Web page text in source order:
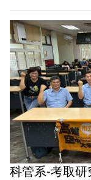
郭同學始終秉持
識應用於地方治
學以致用的最佳
僅為科技管理學系
度，展現高雄市
的辦學理念，鼓
新篇章。
最後，謹向全體
順利完成學業，
來、以智慧開創
化為服務社會、
鵬程萬里、前程
持續綻放光芒，
透過水道設施參
智慧水務之發展概
此外，藉由博物
理、顧客體驗設
解文創產業之創
本次活動:主要參觀
(1)台南市左鎮區
(2)台南市山上區
(3)台南市奇美博
讓我們在台灣看見
科管系-考取